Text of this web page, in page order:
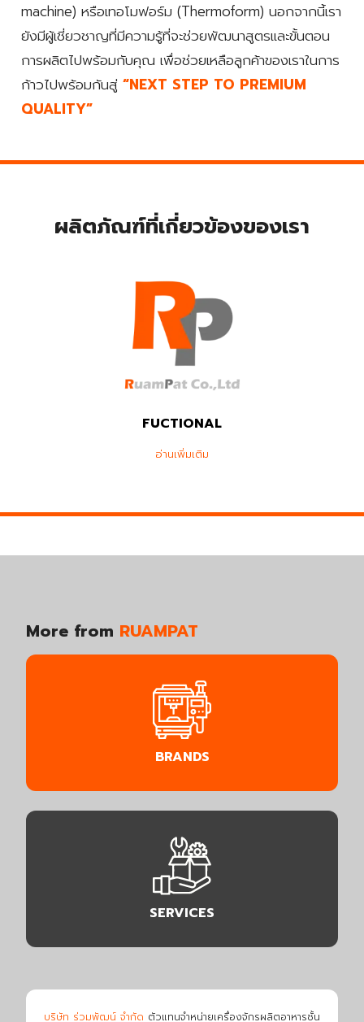
machine) หรือเทอโมฟอร์ม (Thermoform) นอกจากนี้เรา
ยังมีผู้เชี่ยวชาญที่มีความรู้ที่จะช่วยพัฒนาสูตรและขั้นตอน
การผลิตไปพร้อมกับคุณ เพื่อช่วยเหลือลูกค้าของเราในการ
ก้าวไปพร้อมกันสู่ “NEXT STEP TO PREMIUM
QUALITY”
ผลิตภัณฑ์ที่เกี่ยวข้องของเรา
FUCTIONAL
อ่านเพิ่มเติม
More from RUAMPAT
BRANDS
SERVICES
บริษัท ร่วมพัฒน์ จำกัด ตัวแทนจำหน่ายเครื่องจักรผลิตอาหารชั้น